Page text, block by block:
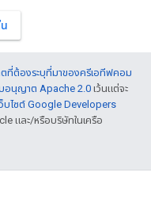
ที่ต้องระบุที่มาของครีเอทีฟคอม
บอนุญาต Apache 2.0เว้นแต่จะ
บไซต์ Google Developers
และ/หรือบริษัทในเครือ